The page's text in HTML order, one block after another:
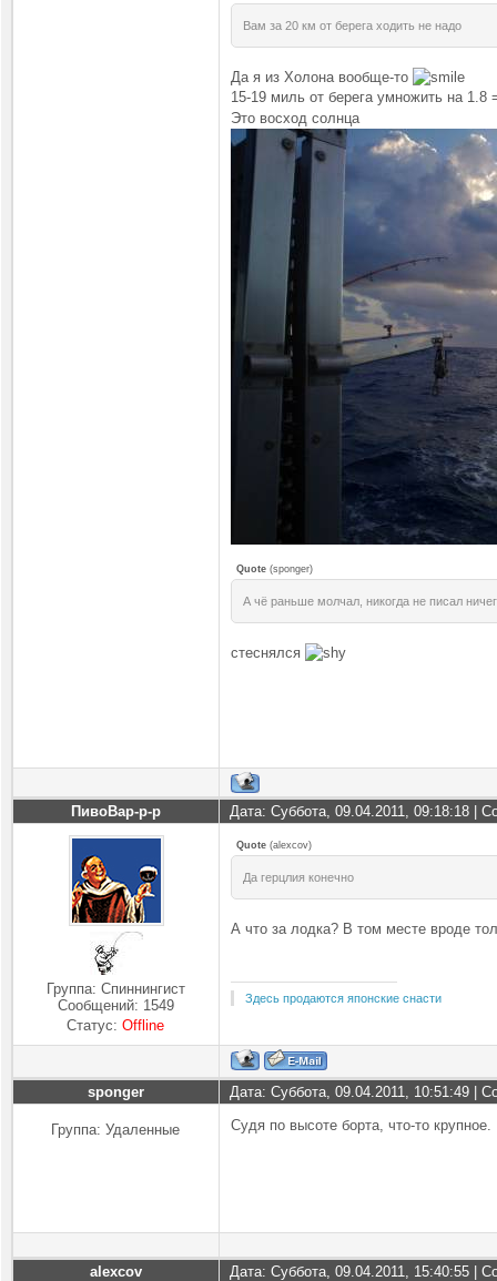
Вам за 20 км от берега ходить не надо
Да я из Холона вообще-то
15-19 миль от берега умножить на 1.8
Это восход солнца
Quote (sponger)
А чё раньше молчал, никогда не писал
стеснялся
ПивоВар-р-р Дата: Суббота, 09.04.2011, 09:18:18 |
Группа: Спиннингист
Сообщений: 1549
Статус:Offline
Quote (alexcov)
Да герцлия конечно
А что за лодка? В том месте вроде
Здесь продаются японские снасти
sponger Дата: Суббота, 09.04.2011, 10:51:49 |
Группа: Удаленные Судя по высоте борта, что-то крупное.
alexcov Дата: Суббота, 09.04.2011, 15:40:55 |